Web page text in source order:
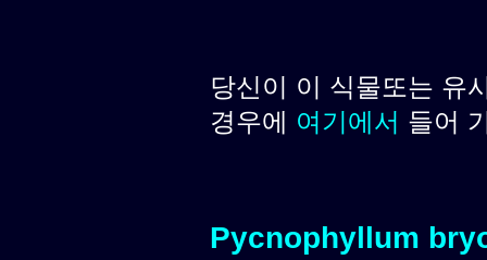
당신이 이 식물또는 유
경우에 여기에서 들어
Pycnophyllum